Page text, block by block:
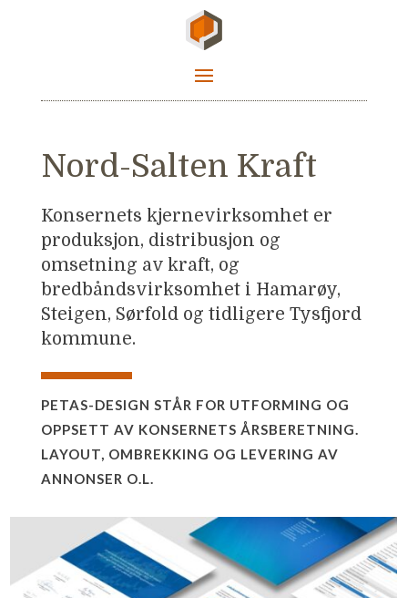
Nord-Salten Kraft
Konsernets kjernevirksomhet er
produksjon, distribusjon og
omsetning av kraft, og
bredbåndsvirksomhet i Hamarøy,
Steigen, Sørfold og tidligere Tysfjord
kommune.
PETAS-DESIGN STÅR FOR UTFORMING OG
OPPSETT AV KONSERNETS ÅRSBERETNING.
LAYOUT, OMBREKKING OG LEVERING AV
ANNONSER O.L.